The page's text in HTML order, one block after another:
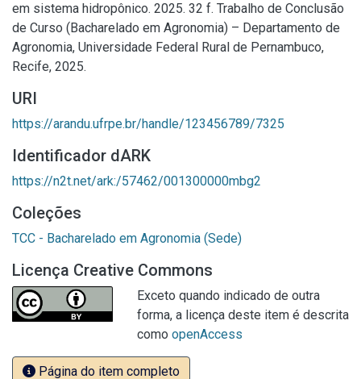
em sistema hidropônico. 2025. 32 f. Trabalho de Conclusão
de Curso (Bacharelado em Agronomia) – Departamento de
Agronomia, Universidade Federal Rural de Pernambuco,
Recife, 2025.
URI
https://arandu.ufrpe.br/handle/123456789/7325
Identificador dARK
https://n2t.net/ark:/57462/001300000mbg2
Coleções
TCC - Bacharelado em Agronomia (Sede)
Licença Creative Commons
Exceto quando indicado de outra
forma, a licença deste item é descrita
como openAccess
Página do item completo